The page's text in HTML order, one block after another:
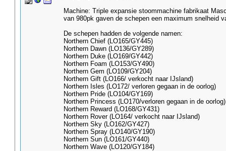
Machine: Triple expansie stoommachine fabrikaat
van 980pk gaven de schepen een maximum snelheid
De schepen hadden de volgende namen:
Northern Chief (LO165/GY445)
Northern Dawn (LO136/GY289)
Northern Duke (LO169/GY442)
Northern Foam (LO153/GY490)
Northern Gem (LO109/GY204)
Northern Gift (LO166/ verkocht naar IJsland)
Northern Isles (LO172/ verloren gegaan in de oorlog)
Northern Pride (LO104/GY169)
Northern Princess (LO170/verloren gegaan in de oorlog)
Northern Reward (LO168/GY431)
Northern Rover (LO164/ verkocht naar IJsland)
Northern Sky (LO162/GY427)
Northern Spray (LO140/GY190)
Northern Sun (LO161/GY440)
Northern Wave (LO120/GY184)